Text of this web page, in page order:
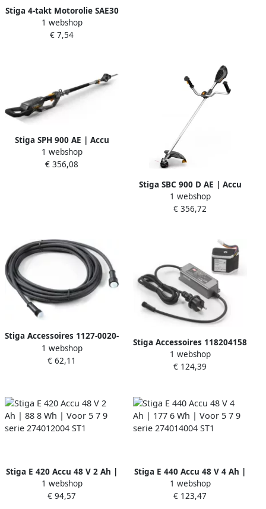
Stiga 4-takt Motorolie SAE30
Inhoud 0 6l 1111-9234-01
1 webshop
€ 7,54
Stiga SPH 900 AE | Accu
heggenschaar telescopisch
65 cm | Zonder accu & lader
1 webshop
€ 356,08
Stiga SBC 900 D AE | Accu
bosmaaier 43 cm | Zonder
accu & lader
1 webshop
€ 356,72
Stiga Accessoires 1127-0020-
01 | Verlengkabel | 15m
1127-0020-01
1 webshop
€ 62,11
Stiga Accessoires 118204158
0 | Oplader | Robotmaaier
2Ah 118204158 0
1 webshop
€ 124,39
Stiga E 420 Accu 48 V 2 Ah |
88 8 Wh | Voor 5 7 9 serie
274012004 ST1
1 webshop
€ 94,57
Stiga E 440 Accu 48 V 4 Ah |
177 6 Wh | Voor 5 7 9 serie
274014004 ST1
1 webshop
€ 123,47